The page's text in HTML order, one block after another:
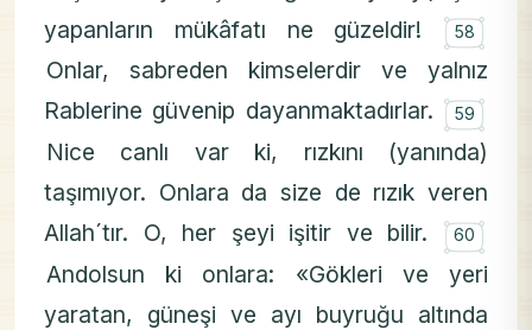
yapanların mükâfatı ne güzeldir! ۝
58
Onlar, sabreden kimselerdir ve yalnız
Rablerine güvenip dayanmaktadırlar. ۝
59
Nice canlı var ki, rızkını (yanında)
taşımıyor. Onlara da size de rızık veren
Allah´tır. O, her şeyi işitir ve bilir. ۝
60
Andolsun ki onlara: «Gökleri ve yeri
yaratan, güneşi ve ayı buyruğu altında